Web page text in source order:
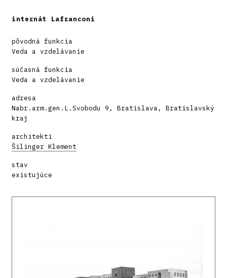
internát Lafranconi
pôvodná funkcia
Veda a vzdelávanie
súčasná funkcia
Veda a vzdelávanie
adresa
Nabr.arm.gen.L.Svobodu 9, Bratislava, Bratislavský
kraj
architekti
Šilinger Klement
stav
existujúce